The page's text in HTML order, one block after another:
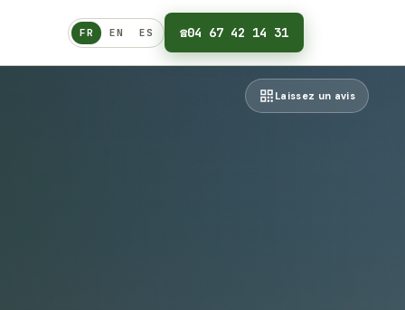
Français
FR EN ES ☎04 67 42 14 31
Laissez un avis